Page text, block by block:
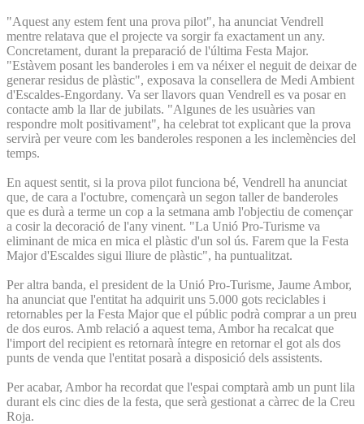
"Aquest any estem fent una prova pilot", ha anunciat Vendrell
mentre relatava que el projecte va sorgir fa exactament un any.
Concretament, durant la preparació de l'última Festa Major.
"Estàvem posant les banderoles i em va néixer el neguit de deixar de
generar residus de plàstic", exposava la consellera de Medi Ambient
d'Escaldes-Engordany. Va ser llavors quan Vendrell es va posar en
contacte amb la llar de jubilats. "Algunes de les usuàries van
respondre molt positivament", ha celebrat tot explicant que la prova
servirà per veure com les banderoles responen a les inclemències del
temps.
En aquest sentit, si la prova pilot funciona bé, Vendrell ha anunciat
que, de cara a l'octubre, començarà un segon taller de banderoles
que es durà a terme un cop a la setmana amb l'objectiu de començar
a cosir la decoració de l'any vinent. "La Unió Pro-Turisme va
eliminant de mica en mica el plàstic d'un sol ús. Farem que la Festa
Major d'Escaldes sigui lliure de plàstic", ha puntualitzat.
Per altra banda, el president de la Unió Pro-Turisme, Jaume Ambor,
ha anunciat que l'entitat ha adquirit uns 5.000 gots reciclables i
retornables per la Festa Major que el públic podrà comprar a un preu
de dos euros. Amb relació a aquest tema, Ambor ha recalcat que
l'import del recipient es retornarà íntegre en retornar el got als dos
punts de venda que l'entitat posarà a disposició dels assistents.
Per acabar, Ambor ha recordat que l'espai comptarà amb un punt lila
durant els cinc dies de la festa, que serà gestionat a càrrec de la Creu
Roja.